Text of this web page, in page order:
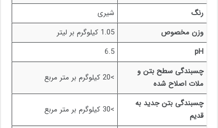
رنگ
شیری
وزن مخصوص
1.05 کیلوگرم بر لیتر
pH
6.5
چسبندگی سطح بتن و
ملات اصلاح شده
>20 کیلوگرم بر متر مربع
چسبندگی بتن جدید به
قدیم
>30 کیلوگرم بر متر مربع